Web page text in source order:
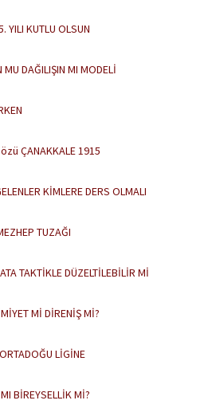
YILI KUTLU OLSUN
MU DAĞILIŞIN MI MODELİ
ÇANAKKALE 1915
KİMLERE DERS OLMALI
TUZAĞI
TAKTİKLE DÜZELTİLEBİLİR Mİ
Mİ DİRENİŞ Mİ?
LİGİNE
BİREYSELLİK Mİ?